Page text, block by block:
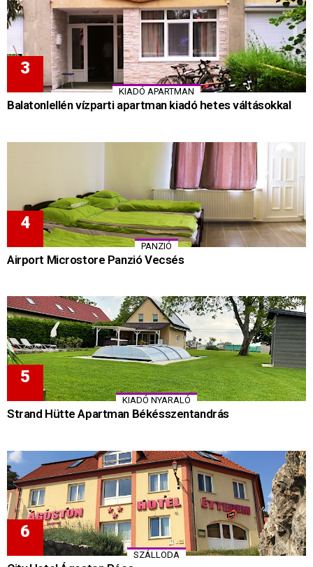
KIADÓ APARTMAN
Balatonlellén vízparti apartman kiadó hetes váltásokkal
PANZIÓ
Airport Microstore Panzió Vecsés
KIADÓ NYARALÓ
Strand Hütte Apartman Békésszentandrás
SZÁLLODA